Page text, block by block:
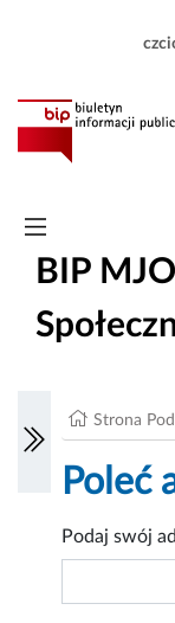
BIP
Strona
Poleć
Podaj swój